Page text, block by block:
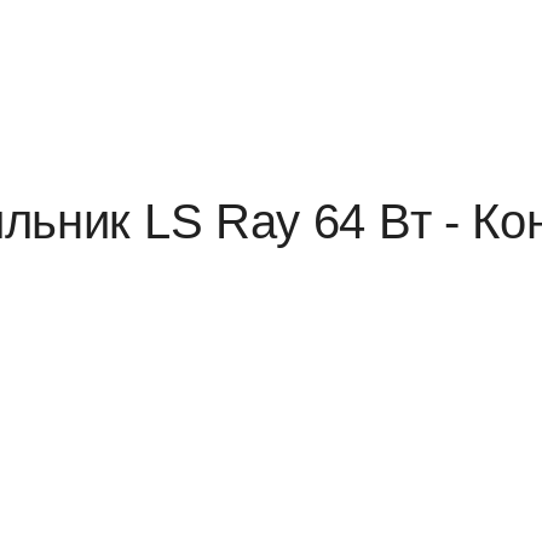
LS Ray 64 Вт -